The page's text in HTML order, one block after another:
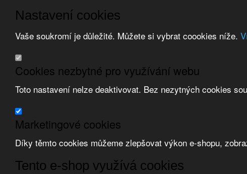
Nastavení cookies
Vaše soukromí je důležité. Můžete si vybrat coookies níže.
Cookies nezbytné pro využívání webu
Toto nastavení nelze deaktivovat. Bez nezytných cookies
Marketingové cookies
Díky těmto cookies můžeme zlepšovat výkon e-shopu,
Tento e-shop využívá cookies
Přeskočit na hlavní obsah Přeskočit na doplňující obsah
Obchodní podmínky
Registrace
Zvolte měnu: